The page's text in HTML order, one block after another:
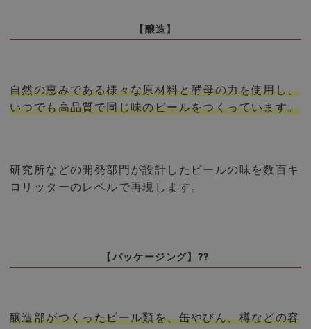
【醸造】
自然の恵みである様々な原材料と酵母の力を使用し、
いつでも高品質で同じ味のビールをつくっています。
研究所などの開発部門が設計したビールの味を数百キ
ロリッターのレベルで再現します。
【パッケージング】??
醸造部がつくったビール類を、缶やびん、樽などの容